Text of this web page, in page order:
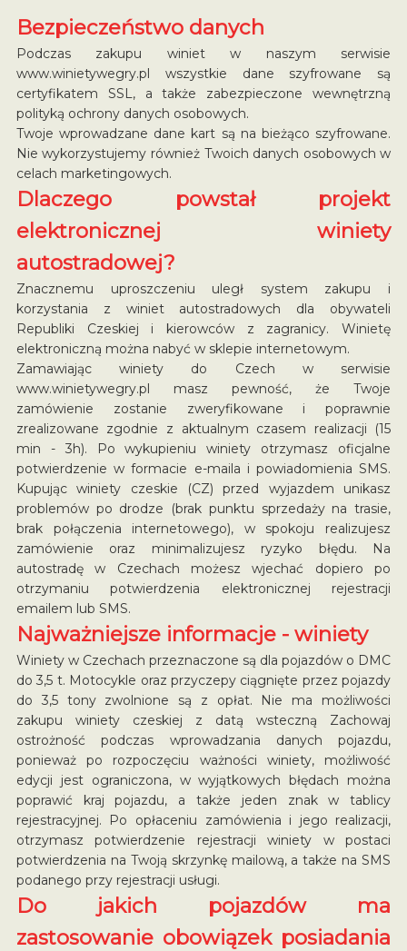
Bezpieczeństwo danych
Podczas zakupu winiet w naszym serwisie
www.winietywegry.pl wszystkie dane szyfrowane są
certyfikatem SSL, a także zabezpieczone wewnętrzną
polityką ochrony danych osobowych.
Twoje wprowadzane dane kart są na bieżąco szyfrowane.
Nie wykorzystujemy również Twoich danych osobowych w
celach marketingowych.
Dlaczego powstał projekt
elektronicznej winiety
autostradowej?
Znacznemu uproszczeniu uległ system zakupu i
korzystania z winiet autostradowych dla obywateli
Republiki Czeskiej i kierowców z zagranicy. Winietę
elektroniczną można nabyć w sklepie internetowym.
Zamawiając winiety do Czech w serwisie
www.winietywegry.pl masz pewność, że Twoje
zamówienie zostanie zweryfikowane i poprawnie
zrealizowane zgodnie z aktualnym czasem realizacji (15
min - 3h). Po wykupieniu winiety otrzymasz oficjalne
potwierdzenie w formacie e-maila i powiadomienia SMS.
Kupując winiety czeskie (CZ) przed wyjazdem unikasz
problemów po drodze (brak punktu sprzedaży na trasie,
brak połączenia internetowego), w spokoju realizujesz
zamówienie oraz minimalizujesz ryzyko błędu. Na
autostradę w Czechach możesz wjechać dopiero po
otrzymaniu potwierdzenia elektronicznej rejestracji
emailem lub SMS.
Najważniejsze informacje - winiety
Winiety w Czechach przeznaczone są dla pojazdów o DMC
do 3,5 t. Motocykle oraz przyczepy ciągnięte przez pojazdy
do 3,5 tony zwolnione są z opłat. Nie ma możliwości
zakupu winiety czeskiej z datą wsteczną Zachowaj
ostrożność podczas wprowadzania danych pojazdu,
ponieważ po rozpoczęciu ważności winiety, możliwość
edycji jest ograniczona, w wyjątkowych błędach można
poprawić kraj pojazdu, a także jeden znak w tablicy
rejestracyjnej. Po opłaceniu zamówienia i jego realizacji,
otrzymasz potwierdzenie rejestracji winiety w postaci
potwierdzenia na Twoją skrzynkę mailową, a także na SMS
podanego przy rejestracji usługi.
Do jakich pojazdów ma
zastosowanie obowiązek posiadania